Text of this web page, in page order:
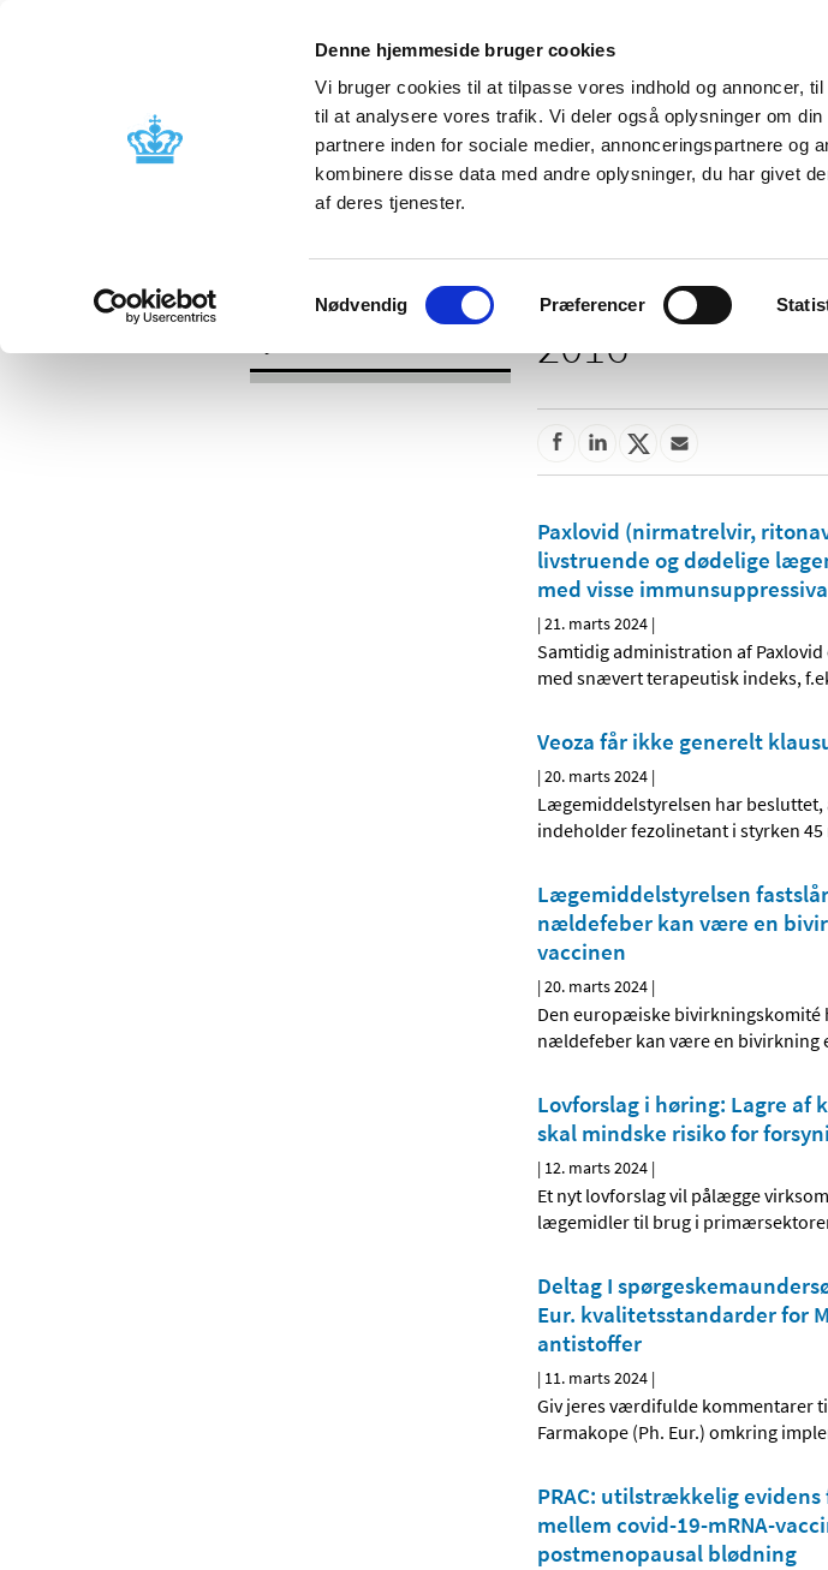
Denne hjemmeside bruger cookies
Vi bruger cookies til at tilpasse vores indhold og annoncer,
til at analysere vores trafik. Vi deler også oplysninger om
partnere inden for sociale medier, annonceringspartnere og
kombinere disse data med andre oplysninger, du har givet
af deres tjenester.
Samtykkevalg
Nødvendig Præferencer
Godkendelse og
Bivirkninger og
produktinformation
Tilskud og
2016
Paxlovid (nirmatrelvir,
livstruende og dødelige
med visse
|21. marts 2024 |
Samtidig administration af
med snævert terapeutisk indeks,
Veoza får ikke generelt
|20. marts 2024 |
Lægemiddelstyrelsen har besluttet,
indeholder fezolinetant i styrken 45
Lægemiddelstyrelsen
nældefeber kan være en
vaccinen
|20. marts 2024 |
Den europæiske bivirkningskomité
nældefeber kan være en bivirkning
Lovforslag i høring: Lagre
skal mindske risiko for
| 12. marts 2024 |
Et nyt lovforslag vil pålægge
lægemidler til brug i
Deltag I
Eur. kvalitetsstandarder for
antistoffer
| 11. marts 2024 |
Giv jeres værdifulde kommentarer
Farmakope (Ph. Eur.) omkring
PRAC: utilstrækkelig
mellem covid-19-mRNA-
postmenopausal blødning